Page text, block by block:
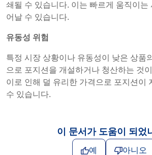
쇄될 수 있습니다. 이는 빠르게 움직이는
어날 수 있습니다.
유동성 위험
특정 시장 상황이나 유동성이 낮은 상품
으로 포지션을 개설하거나 청산하는 것
이로 인해 덜 유리한 가격으로 포지션이
수 있습니다.
이 문서가 도움이 되었
예 아니오